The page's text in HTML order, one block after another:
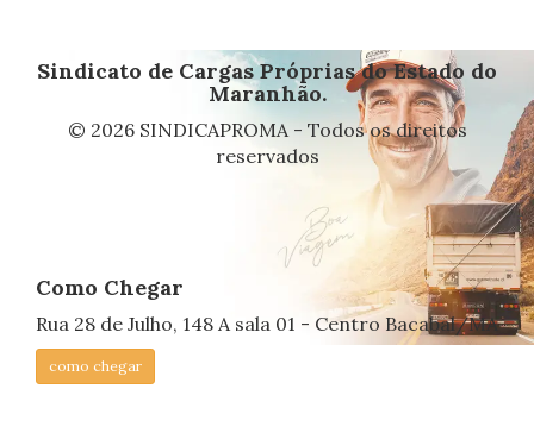
Sindicato de Cargas Próprias do Estado do
Maranhão.
© 2026 SINDICAPROMA - Todos os direitos
reservados
Como Chegar
Rua 28 de Julho, 148 A sala 01 - Centro Bacabal/MA
como chegar